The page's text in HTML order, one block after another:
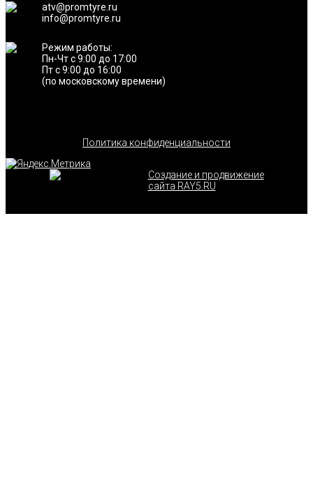
atv@promtyre.ru
info@promtyre.ru
Режим работы:
Пн-Чт с 9:00 до 17:00
Пт с 9:00 до 16:00
(по московскому времени)
Политика конфиденциальности
Создание и продвижение
сайта RAY5.RU